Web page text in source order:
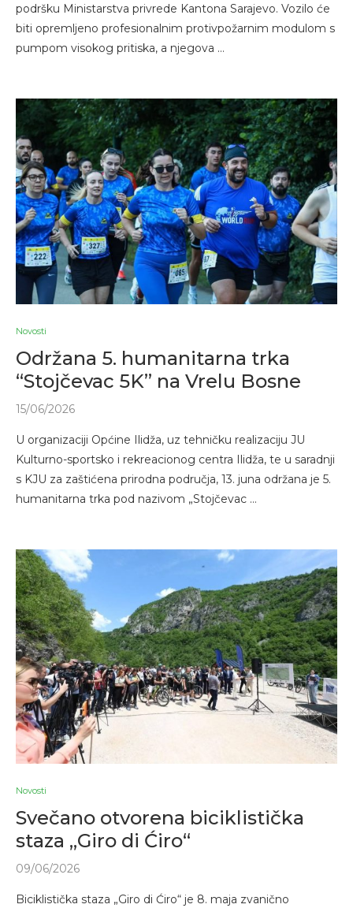
podršku Ministarstva privrede Kantona Sarajevo. Vozilo će
biti opremljeno profesionalnim protivpožarnim modulom s
pumpom visokog pritiska, a njegova …
Novosti
Održana 5. humanitarna trka
“Stojčevac 5K” na Vrelu Bosne
15/06/2026
U organizaciji Općine Ilidža, uz tehničku realizaciju JU
Kulturno-sportsko i rekreacionog centra Ilidža, te u saradnji
s KJU za zaštićena prirodna područja, 13. juna održana je 5.
humanitarna trka pod nazivom „Stojčevac …
Novosti
Svečano otvorena biciklistička
staza „Giro di Ćiro“
09/06/2026
Biciklistička staza „Giro di Ćiro“ je 8. maja zvanično